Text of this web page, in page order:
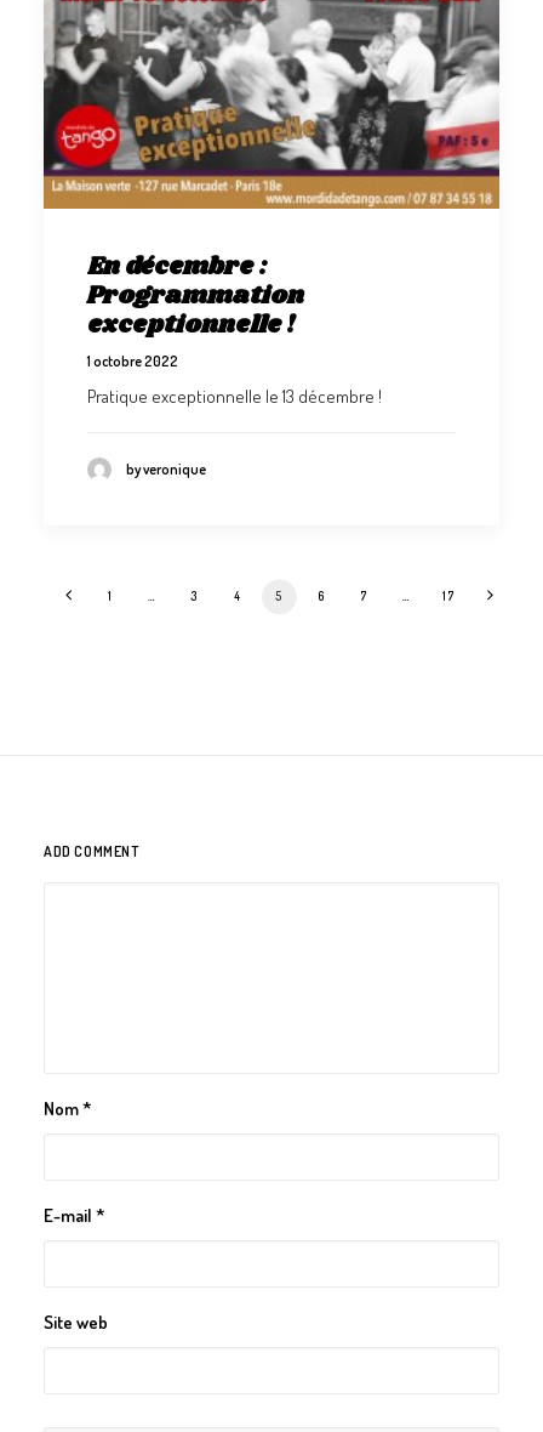
En décembre :
Programmation
exceptionnelle !
1 octobre 2022
Pratique exceptionnelle le 13 décembre !
by veronique
1 3 4 5 6 7 17
ADD COMMENT
Nom*
E-mail *
Site web